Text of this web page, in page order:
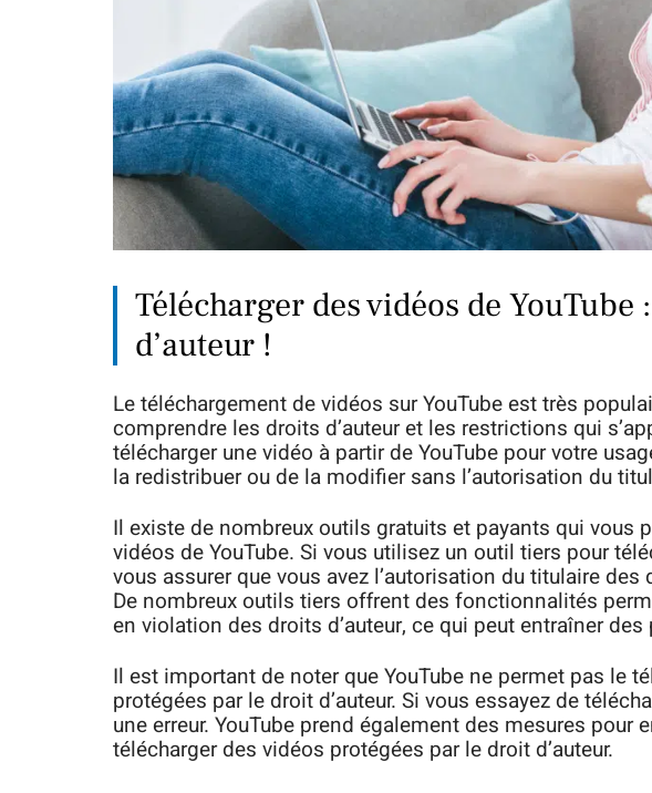
Télécharger des vidéos de
d’auteur !
Le téléchargement de vidéos sur YouTube est très
comprendre les droits d’auteur et les restrictions qui
télécharger une vidéo à partir de YouTube pour votre
la redistribuer ou de la modifier sans l’autorisation du
Il existe de nombreux outils gratuits et payants qui vous
vidéos de YouTube. Si vous utilisez un outil tiers pour
vous assurer que vous avez l’autorisation du titulaire des
De nombreux outils tiers offrent des fonctionnalités
en violation des droits d’auteur, ce qui peut entraîner des
Il est important de noter que YouTube ne permet pas le
protégées par le droit d’auteur. Si vous essayez de
une erreur. YouTube prend également des mesures pour
télécharger des vidéos protégées par le droit d’auteur.